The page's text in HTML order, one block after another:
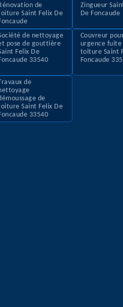
de
Saint Felix De
Zingueur
De Foncaude
de nettoyage
pose de gouttière
Felix De
33540
Couvreur
urgence fuite
toiture Saint
Foncaude
de
de
Saint Felix De
33540